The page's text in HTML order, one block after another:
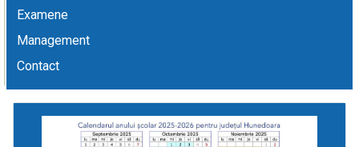
Examene
Management
Contact